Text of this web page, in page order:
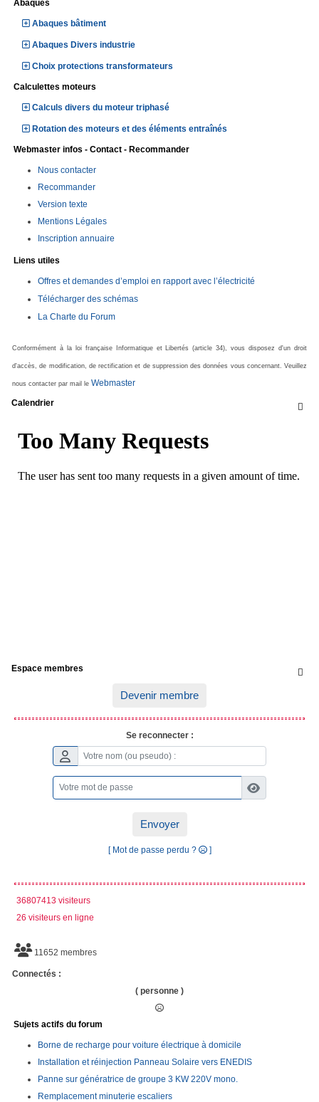
Abaques
Abaques bâtiment
Abaques Divers industrie
Choix protections transformateurs
Calculettes moteurs
Calculs divers du moteur triphasé
Rotation des moteurs et des éléments entraînés
Webmaster infos - Contact - Recommander
Nous contacter
Recommander
Version texte
Mentions Légales
Inscription annuaire
Liens utiles
Offres et demandes d’emploi en rapport avec l’électricité
Télécharger des schémas
La Charte du Forum
Conformément à la loi française Informatique et Libertés (article 34), vous disposez d'un droit
d'accès, de modification, de rectification et de suppression des données vous concernant. Veuillez
nous contacter par mail le Webmaster

Calendrier

Espace membres
Devenir membre
Se reconnecter :
Envoyer
[ Mot de passe perdu ? ]
36807413 visiteurs
26 visiteurs en ligne
11652 membres
Connectés :
( personne )
Sujets actifs du forum
Borne de recharge pour voiture électrique à domicile
Installation et réinjection Panneau Solaire vers ENEDIS
Panne sur génératrice de groupe 3 KW 220V mono.
Remplacement minuterie escaliers